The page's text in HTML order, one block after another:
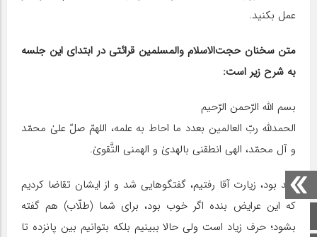
صفحه اصلی
عمل بکنید.
متن سخنان حجت‌الاسلام والمسلمین قرائتی در ابتدای این جلسه
به شرح زیر است:
بسم الله الرّحمن الرّحیم‌
الحمدلله ربّ العالمین‌ بعدد ما احاط به علمه، اللهمّ صلّ علیٰ محمّد
و آل محمّد، الهی انطقنی بالهدیٰ و الهمنی التَّقویٰ.
عید بود، زیارت آقا رفتیم، گفتگوهایی شد و از ایشان تقاضا کردیم
که این عرایض بنده اگر خوب بود، برای شما (طلّاب) هم گفته
بشود؛ حرف زیاد است ولی حالا ببینیم بلکه بتوانیم بین پانزده تا